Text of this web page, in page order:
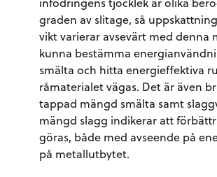
graden av slitage, så
vikt varierar avsevärt med denna
kunna bestämma
smälta och hitta energieffektiva
råmaterialet vägas. Det är även
tappad mängd smälta samt
mängd slagg indikerar att
göras, både med avseende på
på metallutbytet.